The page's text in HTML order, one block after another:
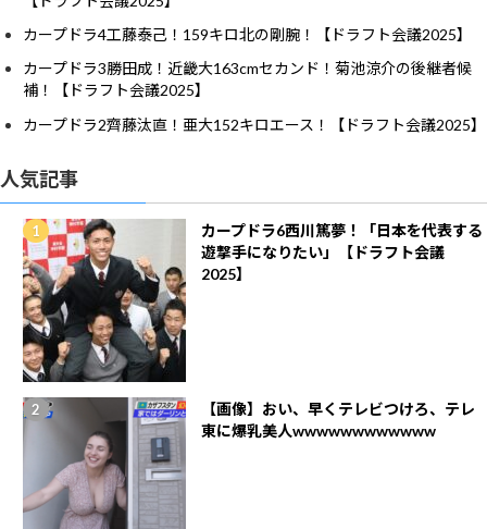
カープドラ4工藤泰己！159キロ北の剛腕！【ドラフト会議2025】
カープドラ3勝田成！近畿大163cmセカンド！菊池涼介の後継者候
補！【ドラフト会議2025】
カープドラ2齊藤汰直！亜大152キロエース！【ドラフト会議2025】
人気記事
カープドラ6西川篤夢！「日本を代表する
遊撃手になりたい」【ドラフト会議
2025】
【画像】おい、早くテレビつけろ、テレ
東に爆乳美人wwwwwwwwwwww